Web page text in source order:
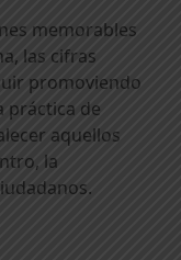
memorables
las cifras
promoviendo
práctica de
aquellos
la